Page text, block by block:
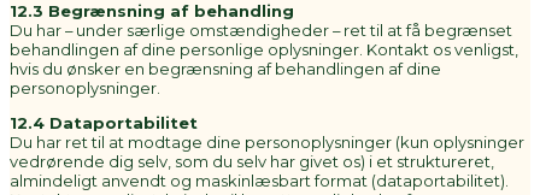
12.3 Begrænsning af behandling
Du har – under særlige omstændigheder – ret til at få begrænset
behandlingen af dine personlige oplysninger. Kontakt os venligst,
hvis du ønsker en begrænsning af behandlingen af dine
personoplysninger.
12.4 Dataportabilitet
Du har ret til at modtage dine personoplysninger (kun oplysninger
vedrørende dig selv, som du selv har givet os) i et struktureret,
almindeligt anvendt og maskinlæsbart format (dataportabilitet).